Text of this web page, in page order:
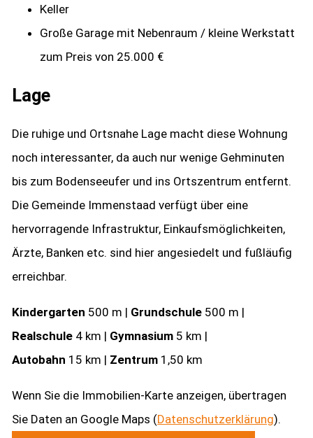
Keller
Große Garage mit Nebenraum / kleine Werkstatt
zum Preis von 25.000 €
Lage
Die ruhige und Ortsnahe Lage macht diese Wohnung
noch interessanter, da auch nur wenige Gehminuten
bis zum Bodenseeufer und ins Ortszentrum entfernt.
Die Gemeinde Immenstaad verfügt über eine
hervorragende Infrastruktur, Einkaufsmöglichkeiten,
Ärzte, Banken etc. sind hier angesiedelt und fußläufig
erreichbar.
Kindergarten 500 m | Grundschule 500 m |
Realschule 4 km | Gymnasium 5 km |
Autobahn 15 km | Zentrum 1,50 km
Wenn Sie die Immobilien-Karte anzeigen, übertragen
Sie Daten an Google Maps (Datenschutzerklärung).